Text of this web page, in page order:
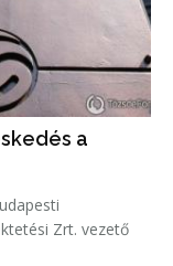
a
Zrt. vezető